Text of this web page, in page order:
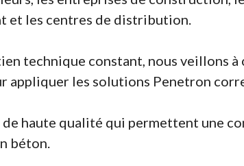
et les centres de distribution.
technique constant, nous veillons
appliquer les solutions Penetron
haute qualité qui permettent une
béton.